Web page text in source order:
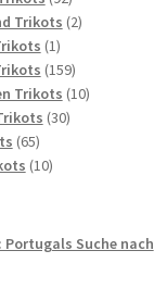
Produkte
Trikots 22
11
Produkt
159159
Produkte
Trikots 1010
3030
6565
Produkte
1010
Portugals Suche nach